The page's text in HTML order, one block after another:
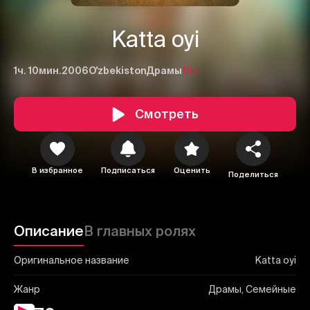
Katta oyi
1ч. 10мин.2006O'zbekistonДрамы16+
Смотреть
В избранное Подписаться Оценить Поделиться
ОписаниеВ главных ролях
Оригинальное название Katta oyi
Жанр Драмы, Семейные
1 2 3
Отправить
Отменить Авторизоваться